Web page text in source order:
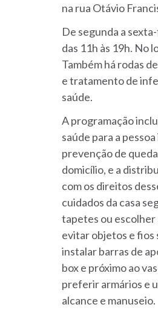
na rua Otávio
De segunda a
das 11h às 19h. No
Também há rodas
e tratamento de
saúde.
A programação
saúde para a
prevenção de
domicílio, e a
com os direitos
cuidados da casa
tapetes ou
evitar objetos e fios
instalar barras de
box e próximo ao
preferir armários e
alcance e manuseio.